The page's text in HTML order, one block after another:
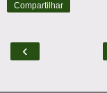
Compartilhar
‹